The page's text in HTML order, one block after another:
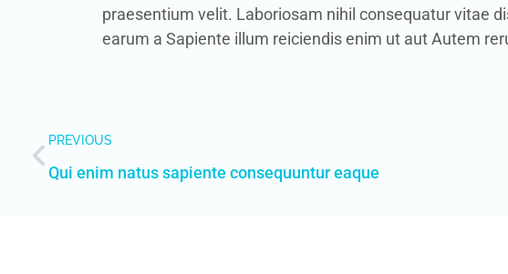
praesentium velit. Laboriosam nihil consequatur vitae
earum a Sapiente illum reiciendis enim ut aut Autem
PREVIOUS
Qui enim natus sapiente consequuntur eaque